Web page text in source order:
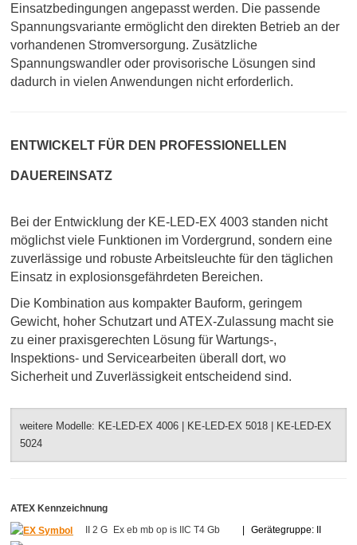
Einsatzbedingungen angepasst werden. Die passende
Spannungsvariante ermöglicht den direkten Betrieb an der
vorhandenen Stromversorgung. Zusätzliche
Spannungswandler oder provisorische Lösungen sind
dadurch in vielen Anwendungen nicht erforderlich.
ENTWICKELT FÜR DEN PROFESSIONELLEN
DAUEREINSATZ
Bei der Entwicklung der KE-LED-EX 4003 standen nicht
möglichst viele Funktionen im Vordergrund, sondern eine
zuverlässige und robuste Arbeitsleuchte für den täglichen
Einsatz in explosionsgefährdeten Bereichen.
Die Kombination aus kompakter Bauform, geringem
Gewicht, hoher Schutzart und ATEX-Zulassung macht sie
zu einer praxisgerechten Lösung für Wartungs-,
Inspektions- und Servicearbeiten überall dort, wo
Sicherheit und Zuverlässigkeit entscheidend sind.
weitere Modelle: KE-LED-EX 4006 KE-LED-EX 5018
KE-LED-EX
5024
ATEX Kennzeichnung
II 2 G Ex eb mb op is IIC T4 Gb
Gerätegruppe: II